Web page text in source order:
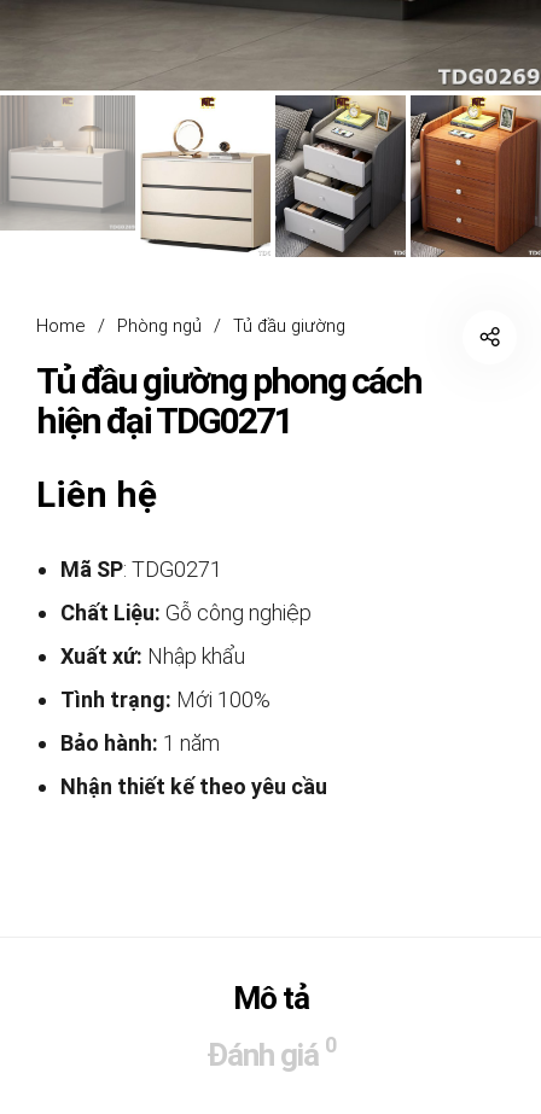
Home / Phòng ngủ / Tủ đầu giường
Tủ đầu giường phong cách
hiện đại TDG0271
Liên hệ
Mã SP: TDG0271
Chất Liệu: Gỗ công nghiệp
Xuất xứ: Nhập khẩu
Tình trạng: Mới 100%
Bảo hành: 1 năm
Nhận thiết kế theo yêu cầu
Mô tả
Đánh giá 0